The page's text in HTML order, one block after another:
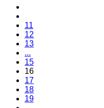
11
12
13
...
15
16
17
18
19